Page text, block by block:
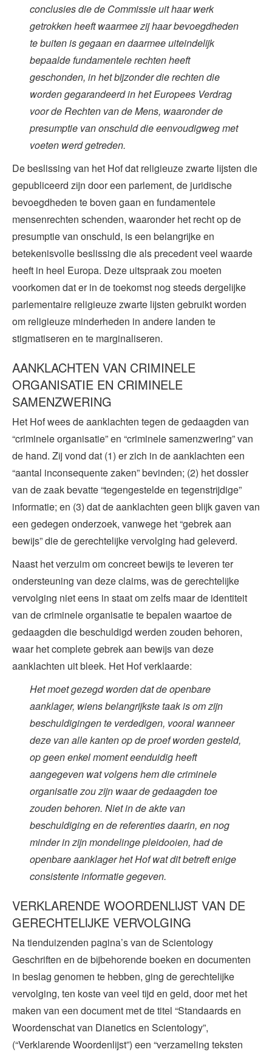
conclusies die de Commissie uit haar werk
getrokken heeft waarmee zij haar bevoegdheden
te buiten is gegaan en daarmee uiteindelijk
bepaalde fundamentele rechten heeft
geschonden, in het bijzonder die rechten die
worden gegarandeerd in het Europees Verdrag
voor de Rechten van de Mens, waaronder de
presumptie van onschuld die eenvoudigweg met
voeten werd getreden.
De beslissing van het Hof dat religieuze zwarte lijsten die
gepubliceerd zijn door een parlement, de juridische
bevoegdheden te boven gaan en fundamentele
mensenrechten schenden, waaronder het recht op de
presumptie van onschuld, is een belangrijke en
betekenisvolle beslissing die als precedent veel waarde
heeft in heel Europa. Deze uitspraak zou moeten
voorkomen dat er in de toekomst nog steeds dergelijke
parlementaire religieuze zwarte lijsten gebruikt worden
om religieuze minderheden in andere landen te
stigmatiseren en te marginaliseren.
AANKLACHTEN VAN CRIMINELE
ORGANISATIE EN CRIMINELE
SAMENZWERING
Het Hof wees de aanklachten tegen de gedaagden van
“criminele organisatie” en “criminele samenzwering” van
de hand. Zij vond dat (1) er zich in de aanklachten een
“aantal inconsequente zaken” bevinden; (2) het dossier
van de zaak bevatte “tegengestelde en tegenstrijdige”
informatie; en (3) dat de aanklachten geen blijk gaven van
een gedegen onderzoek, vanwege het “gebrek aan
bewijs” die de gerechtelijke vervolging had geleverd.
Naast het verzuim om concreet bewijs te leveren ter
ondersteuning van deze claims, was de gerechtelijke
vervolging niet eens in staat om zelfs maar de identiteit
van de criminele organisatie te bepalen waartoe de
gedaagden die beschuldigd werden zouden behoren,
waar het complete gebrek aan bewijs van deze
aanklachten uit bleek. Het Hof verklaarde:
Het moet gezegd worden dat de openbare
aanklager, wiens belangrijkste taak is om zijn
beschuldigingen te verdedigen, vooral wanneer
deze van alle kanten op de proef worden gesteld,
op geen enkel moment eenduidig heeft
aangegeven wat volgens hem die criminele
organisatie zou zijn waar de gedaagden toe
zouden behoren. Niet in de akte van
beschuldiging en de referenties daarin, en nog
minder in zijn mondelinge pleidooien, had de
openbare aanklager het Hof wat dit betreft enige
consistente informatie gegeven.
VERKLARENDE WOORDENLIJST VAN DE
GERECHTELIJKE VERVOLGING
Na tienduizenden pagina’s van de Scientology
Geschriften en de bijbehorende boeken en documenten
in beslag genomen te hebben, ging de gerechtelijke
vervolging, ten koste van veel tijd en geld, door met het
maken van een document met de titel “Standaards en
Woordenschat van Dianetics en Scientology”,
(“Verklarende Woordenlijst”) een “verzameling teksten